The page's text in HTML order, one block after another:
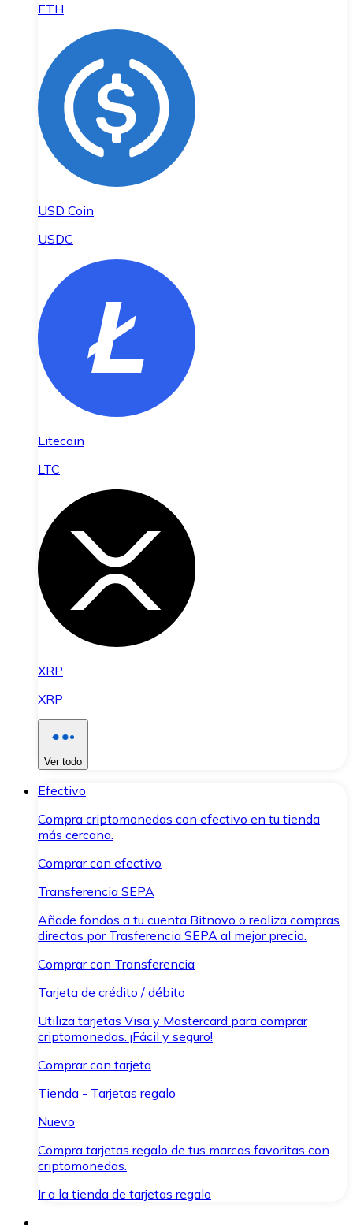
ETH
USD Coin
USDC
Litecoin
LTC
XRP
XRP
Ver todo
Efectivo
Compra criptomonedas con efectivo en tu tienda
más cercana.
Comprar con efectivo
Transferencia SEPA
Añade fondos a tu cuenta Bitnovo o realiza compras
directas por Trasferencia SEPA al mejor precio.
Comprar con Transferencia
Tarjeta de crédito / débito
Utiliza tarjetas Visa y Mastercard para comprar
criptomonedas. ¡Fácil y seguro!
Comprar con tarjeta
Tienda - Tarjetas regalo
Nuevo
Compra tarjetas regalo de tus marcas favoritas con
criptomonedas.
Ir a la tienda de tarjetas regalo